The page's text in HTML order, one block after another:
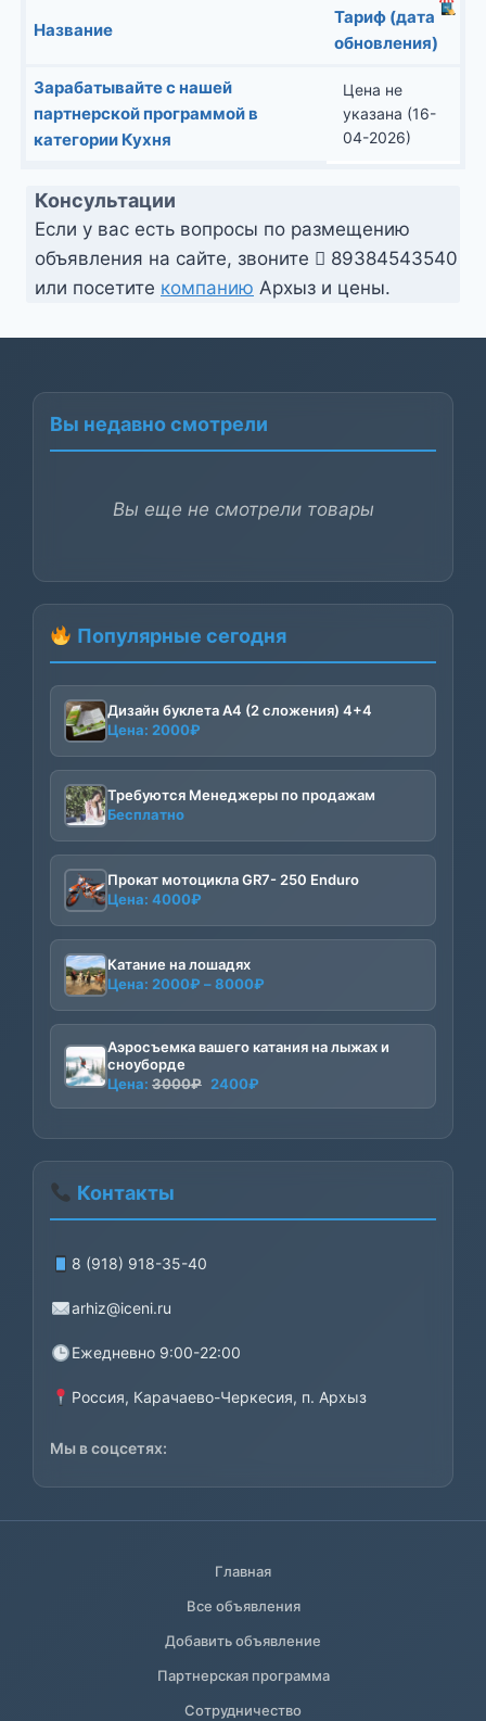
Название
Тариф (дата
обновления)
Зарабатывайте с нашей
партнерской программой в
категории Кухня
Цена не
указана (16-
04-2026)
Консультации
Если у вас есть вопросы по размещению
объявления на сайте, звоните
89384543540
или посетите компанию Архыз и цены.
Вы недавно смотрели
Вы еще не смотрели товары
Популярные сегодня
Дизайн буклета А4 (2 сложения) 4+4
Цена: 2000₽
Требуются Менеджеры по продажам
Бесплатно
Прокат мотоцикла GR7- 250 Enduro
Цена: 4000₽
Катание на лошадях
Цена: 2000₽ –8000₽
2000₽
–
Аэросъемка вашего катания на лыжах и
сноуборде
Цена: 3000₽ Первоначальная
2400₽
Контакты
8 (918) 918-35-40
arhiz@iceni.ru
Ежедневно 9:00-22:00
Россия, Карачаево-Черкесия, п. Архыз
Мы в соцсетях:
Главная
Все объявления
Добавить объявление
Партнерская программа
Сотрудничество